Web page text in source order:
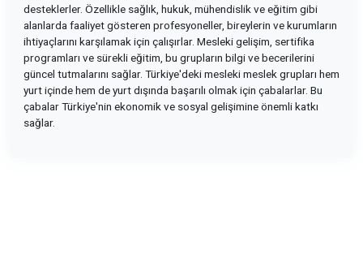
desteklerler. Özellikle sağlık, hukuk, mühendislik ve eğitim gibi
alanlarda faaliyet gösteren profesyoneller, bireylerin ve kurumların
ihtiyaçlarını karşılamak için çalışırlar. Mesleki gelişim, sertifika
programları ve sürekli eğitim, bu grupların bilgi ve becerilerini
güncel tutmalarını sağlar. Türkiye'deki mesleki meslek grupları hem
yurt içinde hem de yurt dışında başarılı olmak için çabalarlar. Bu
çabalar Türkiye'nin ekonomik ve sosyal gelişimine önemli katkı
sağlar.